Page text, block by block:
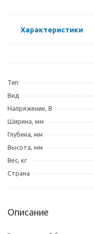
Характеристики
Тип
Вид
Напряжение, В
Ширина, мм
Глубина, мм
Высота, мм
Вес, кг
Страна
Описание